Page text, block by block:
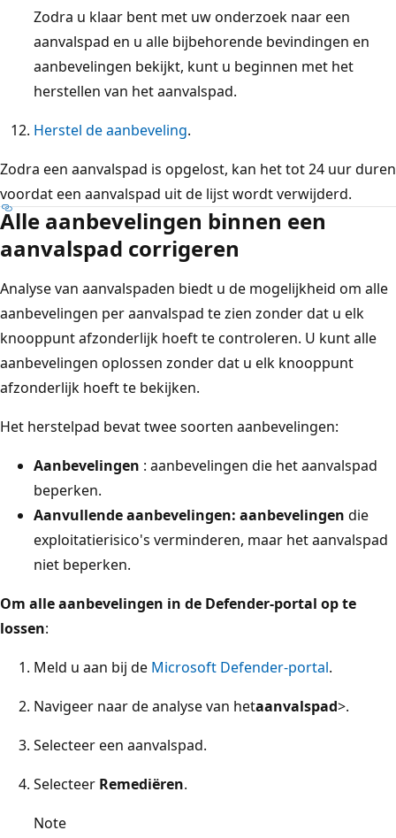
Zodra u klaar bent met uw onderzoek naar een
aanvalspad en u alle bijbehorende bevindingen en
aanbevelingen bekijkt, kunt u beginnen met het
herstellen van het aanvalspad.
Herstel de aanbeveling.
Zodra een aanvalspad is opgelost, kan het tot 24 uur duren
voordat een aanvalspad uit de lijst wordt verwijderd.
Alle aanbevelingen binnen een
aanvalspad corrigeren
Analyse van aanvalspaden biedt u de mogelijkheid om alle
aanbevelingen per aanvalspad te zien zonder dat u elk
knooppunt afzonderlijk hoeft te controleren. U kunt alle
aanbevelingen oplossen zonder dat u elk knooppunt
afzonderlijk hoeft te bekijken.
Het herstelpad bevat twee soorten aanbevelingen:
Aanbevelingen : aanbevelingen die het aanvalspad
beperken.
Aanvullende aanbevelingen: aanbevelingen die
exploitatierisico's verminderen, maar het aanvalspad
niet beperken.
Om alle aanbevelingen in de Defender-portal op te
lossen:
Meld u aan bij de Microsoft Defender-portal.
Navigeer naar de analyse van hetaanvalspad>.
Selecteer een aanvalspad.
Selecteer Remediëren.
Note